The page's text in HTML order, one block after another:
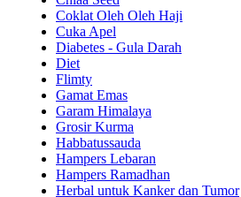
Coklat Oleh Oleh Haji
Cuka Apel
Diabetes - Gula Darah
Diet
Flimty
Gamat Emas
Garam Himalaya
Grosir Kurma
Habbatussauda
Hampers Lebaran
Hampers Ramadhan
Herbal untuk Kanker dan Tumor